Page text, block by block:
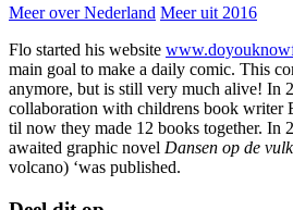
Meer over Nederland Meer uit 2016
Flo started his website
main goal to make a daily comic. This
anymore, but is still very much alive! In
collaboration with childrens book writer
til now they made 12 books together. In
awaited graphic novel Dansen op de
volcano) ‘was published.